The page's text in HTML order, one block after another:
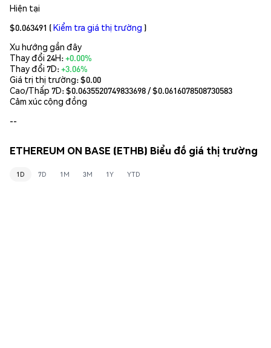
Hiện tại
$0.063491 (Kiểm tra giá thị trường )
Xu hướng gần đây
Thay đổi 24H:+0.00%
Thay đổi 7D:+3.06%
Giá trị thị trường:$0.00
Cao/Thấp 7D: $0.0635520749833698/ $0.0616078508730583
Cảm xúc cộng đồng
--
ETHEREUM ON BASE (ETHB) Biểu đồ giá thị trường
1D 7D 1M 3M 1Y YTD